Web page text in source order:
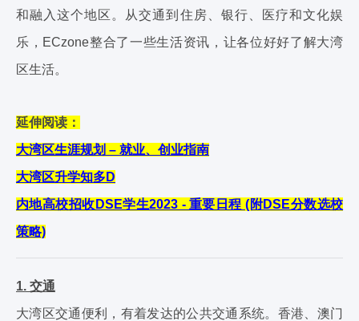
和融入这个地区。从交通到住房、银行、医疗和文化娱
乐，ECzone整合了一些生活资讯，让各位好好了解大湾
区生活。
延伸阅读：
大湾区生涯规划 – 就业、创业指南
大湾区升学知多D
内地高校招收DSE学生2023 - 重要日程 (附DSE分数选校
策略)
1. 交通
大湾区交通便利，有着发达的公共交通系统。香港、澳门